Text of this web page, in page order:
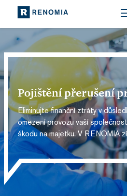
Pojištění přerušení
Eliminujte finanční ztráty v
omezení provozu vaší
škodu na majetku. V RENOMIA